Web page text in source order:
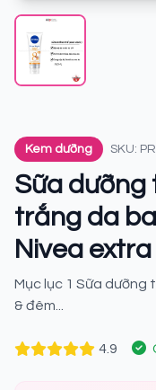
Kem dưỡng SKU:
Sữa dưỡng
trắng da
Nivea
Mục lục 1 Sữa
& đêm...
4.9